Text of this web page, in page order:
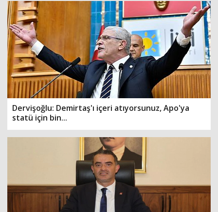
Dervişoğlu: Demirtaş'ı içeri atıyorsunuz, Apo'ya
statü için bin...